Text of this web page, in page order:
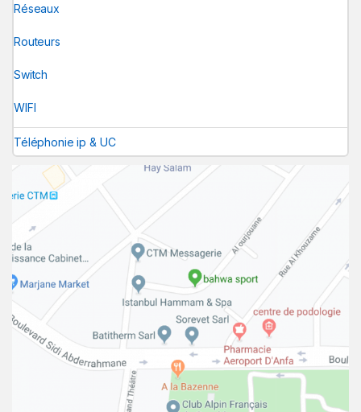
Réseaux
Routeurs
Switch
WIFI
Téléphonie ip & UC